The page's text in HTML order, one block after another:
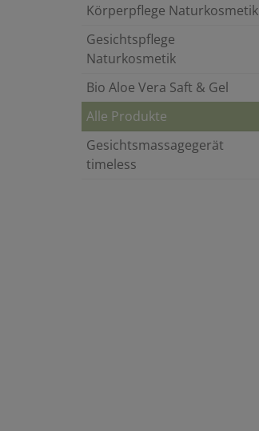
Körperpflege Naturkosmetik
Gesichtspflege
Naturkosmetik
Bio Aloe Vera Saft & Gel
Alle Produkte
Gesichtsmassagegerät
timeless